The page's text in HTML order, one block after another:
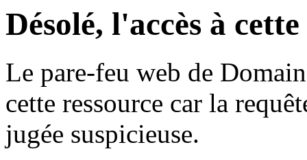
Désolé, l'accès à
Le pare-feu web de
cette ressource car la
jugée suspicieuse.